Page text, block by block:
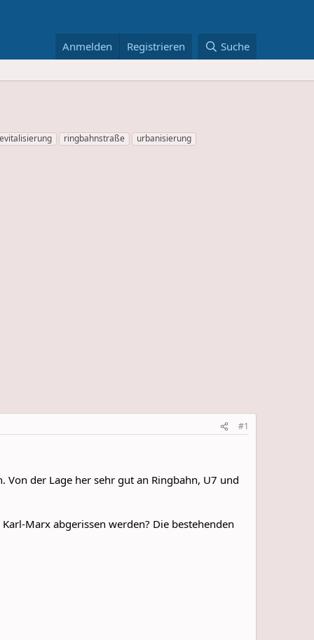
Anmelden Registrieren Suche
ringbahnstraße
urbanisierung
#1
der Lage her sehr gut an Ringbahn, U7 und
Marx abgerissen werden? Die bestehenden